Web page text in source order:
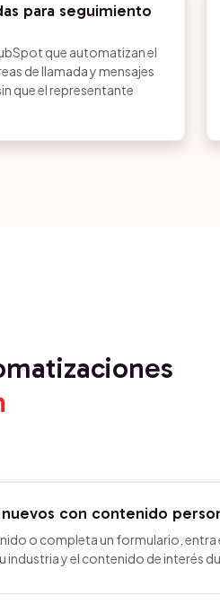
para seguimiento
que automatizan el
de llamada y mensajes
que el representante
con contenido
o completa un formulario,
industria y el contenido de interés